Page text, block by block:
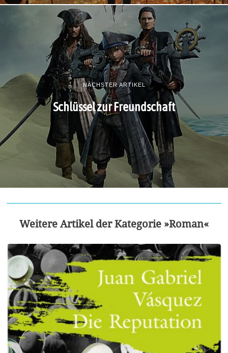
NÄCHSTER ARTIKEL
Schlüssel zur Freundschaft
Weitere Artikel der Kategorie »Roman«